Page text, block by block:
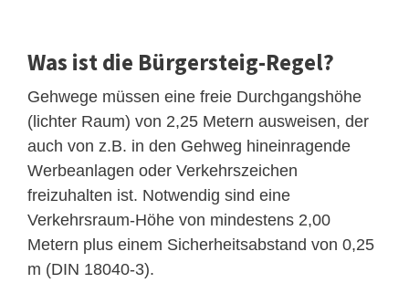
Was ist die Bürgersteig-Regel?
Gehwege müssen eine freie Durchgangshöhe
(lichter Raum) von 2,25 Metern ausweisen, der
auch von z.B. in den Gehweg hineinragende
Werbeanlagen oder Verkehrszeichen
freizuhalten ist. Notwendig sind eine
Verkehrsraum-Höhe von mindestens 2,00
Metern plus einem Sicherheitsabstand von 0,25
m (DIN 18040-3).